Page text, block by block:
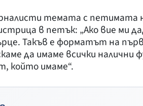
темата с петимата
в петък: „Ако вие ми
Такъв е форматът на
да имаме всички налични
който имаме“.